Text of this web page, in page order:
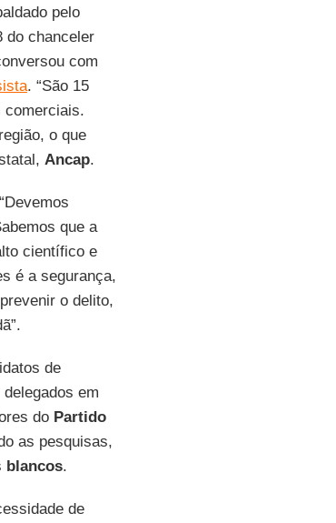
pelo
do chanceler
com
. “São 15
comerciais.
o que
Ancap.
que a
científico e
é a segurança,
o delito,
de
em
do Partido
as pesquisas,
blancos.
de